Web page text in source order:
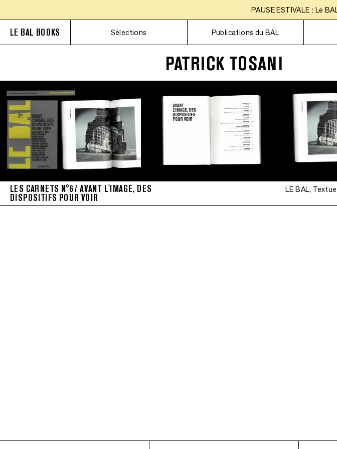
PAUSE ESTIVALE : Le
LE BAL BOOKS Sélections Publications du BAL
PATRICK TOSANI
LES CARNETS N°6 / AVANT L'IMAGE, DES
DISPOSITIFS POUR VOIR
LE BAL,